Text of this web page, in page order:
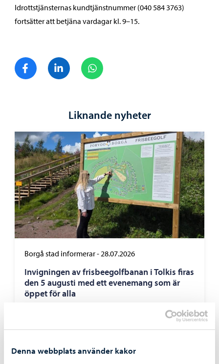
Denna webbplats använder kakor
Idrottstjänsternas kundtjänstnummer (040 584 3763)
fortsätter att betjäna vardagar kl. 9–15.
Dela på FacebookDela på LinkedIn
Liknande nyheter
Borgå stad informerar- 28.07.2026
Invigningen av frisbeegolfbanan i Tolkis firas
den 5 augusti med ett evenemang som är
öppet för alla